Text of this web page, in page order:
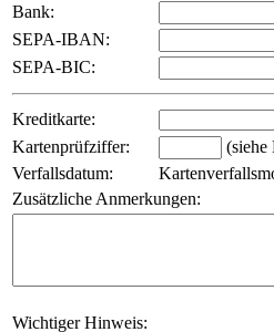
Bank:
SEPA-IBAN:
SEPA-BIC:
Kreditkarte:
Kartenprüfziffer:
(siehe
Verfallsdatum:
Zusätzliche Anmerkungen:
Wichtiger Hinweis: